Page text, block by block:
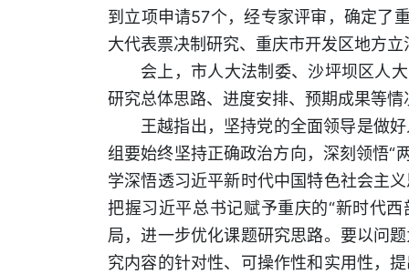
到立项申请57个，经专家评审，确定了
大代表票决制研究、重庆市开发区地方
会上，市人大法制委、沙坪坝区人
研究总体思路、进度安排、预期成果等情
王越指出，坚持党的全面领导是做
组要始终坚持正确政治方向，深刻领悟“
学深悟透习近平新时代中国特色社会主
把握习近平总书记赋予重庆的“新时代
局，进一步优化课题研究思路。要以问
究内容的针对性、可操作性和实用性，